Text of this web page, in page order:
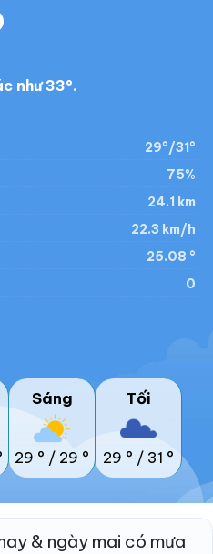
như 33°.
29°/31°
75%
24.1 km
22.3 km/h
25.08 °
0
Sáng
29 ° / 29 °
Tối
29 ° / 31 °
& ngày mai có mưa